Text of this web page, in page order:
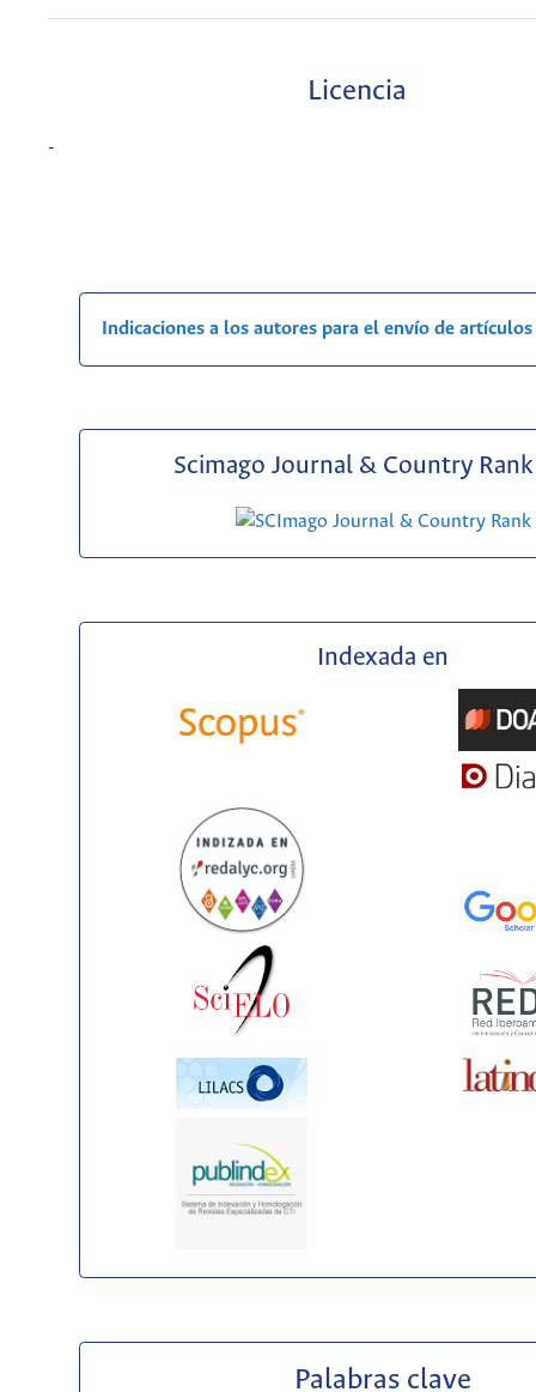
Licencia
-
Indicaciones a los autores para el envío de artículos
Scimago Journal & Country Rank
Indexada en
Palabras clave